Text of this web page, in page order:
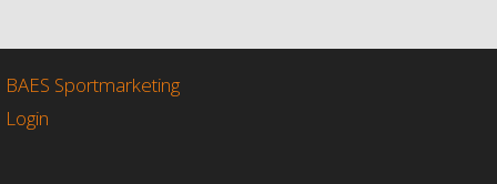
o
k
r
BAES Sportmarketing
Login